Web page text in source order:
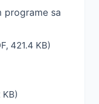
programe sa
421.4 KB)
KB)